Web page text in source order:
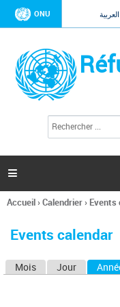
ONU العربية
l
c
h
e

Vous
ici
Accueil›Calendrier› Events
Events calendar
Mois Jour